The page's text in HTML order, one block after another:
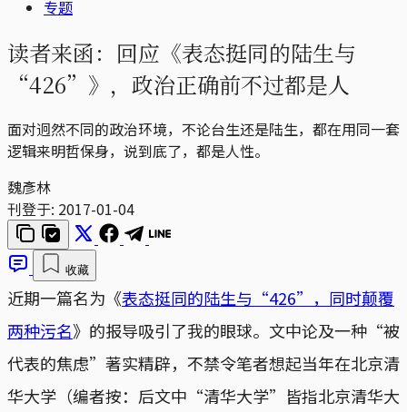
专题
读者来函：回应《表态挺同的陆生与
“426”》，政治正确前不过都是人
面对迥然不同的政治环境，不论台生还是陆生，都在用同一套
逻辑来明哲保身，说到底了，都是人性。
魏彥林
刊登于: 2017-01-04
收藏
近期一篇名为《表态挺同的陆生与“426”，同时颠覆
两种污名》的报导吸引了我的眼球。文中论及一种“被
代表的焦虑”著实精辟，不禁令笔者想起当年在北京清
华大学（编者按：后文中“清华大学”皆指北京清华大